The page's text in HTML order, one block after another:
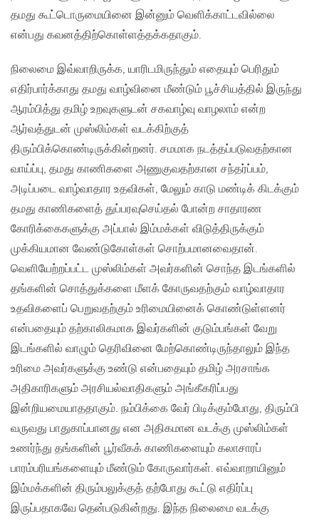
தமது கூட்டொருமையினை இன்னும் வெளிக்காட்டவில்லை
என்பது கவனத்திற்கொள்ளத்தக்கதாகும்.
நிலைமை இவ்வாறிருக்க, யாரிடமிருந்தும் எதையும் பெரிதும்
எதிர்பார்க்காது தமது வாழ்வினை மீண்டும் பூச்சியத்தில் இருந்து
ஆரம்பித்து தமிழ் உறவுகளுடன் சகவாழ்வு வாழலாம் என்ற
ஆர்வத்துடன் முஸ்லிம்கள் வடக்கிற்குத்
திரும்பிக்கொண்டிருக்கின்றனர். சமமாக நடத்தப்படுவதற்கான
வாய்ப்பு, தமது காணிகளை அணுகுவதற்கான சந்தர்ப்பம்,
அடிப்படை வாழ்வாதார உதவிகள், மேலும் காடு மண்டிக் கிடக்கும்
தமது காணிகளைத் துப்பரவுசெய்தல் போன்ற சாதாரண
கோரிக்கைகளுக்கு அப்பால் இம்மக்கள் விடுத்திருக்கும்
முக்கியமான வேண்டுகோள்கள் சொற்பமானவைதான்.
வெளியேற்றப்பட்ட முஸ்லிம்கள் அவர்களின் சொந்த இடங்களில்
தங்களின் சொத்துக்களை மீளக் கோருவதற்கும் வாழ்வாதார
உதவிகளைப் பெறுவதற்கும் உரிமையினைக் கொண்டுள்ளனர்
என்பதையும் தற்காலிகமாக இவர்களின் குடும்பங்கள் வேறு
இடங்களில் வாழும் தெரிவினை மேற்கொண்டிருந்தாலும் இந்த
உரிமை அவர்களுக்கு உண்டு என்பதையும் தமிழ் அரசாங்க
அதிகாரிகளும் அரசியல்வாதிகளும் அங்கீகரிப்பது
இன்றியமையாததாகும். நம்பிக்கை வேர் பிடிக்கும்போது, திரும்பி
வருவது பாதுகாப்பானது என அதிகமான வடக்கு முஸ்லிம்கள்
உணர்ந்து தங்களின் பூர்வீகக் காணிகளையும் கலாசாரப்
பாரம்பரியங்களையும் மீண்டும் கோருவார்கள். எவ்வாறாயினும்
இம்மக்களின் திரும்பலுக்குத் தற்போது கூட்டு எதிர்ப்பு
இருப்பதாகவே தென்படுகின்றது. இந்த நிலைமை வடக்கு